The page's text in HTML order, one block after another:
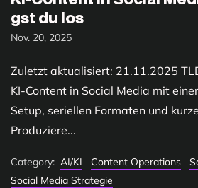
gst du los
Nov. 20, 2025
Zuletzt aktualisiert: 21.11.2025
KI-Content in Social Media mit
Setup, seriellen Formaten und
Produziere...
Category: AI/KI Content Operations
Social Media Strategie